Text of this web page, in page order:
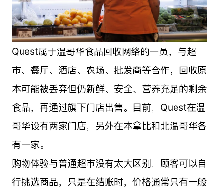
Quest属于温哥华食品回收网络的一员，与超
市、餐厅、酒店、农场、批发商等合作，回收原
本可能被丢弃但仍新鲜、安全、营养充足的剩余
食品，再通过旗下门店出售。目前，Quest在温
哥华设有两家门店，另外在本拿比和北温哥华各
有一家。
购物体验与普通超市没有太大区别，顾客可以自
行挑选商品，只是在结账时，价格通常只有一般